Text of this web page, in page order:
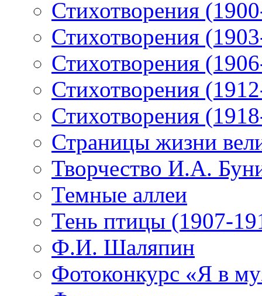
Стихотворения
Стихотворения
Стихотворения
Стихотворения
Стихотворения
Страницы жизни
Творчество И.А.
Темные аллеи
Тень птицы (1907-
Ф.И. Шаляпин
Фотоконкурс «Я в